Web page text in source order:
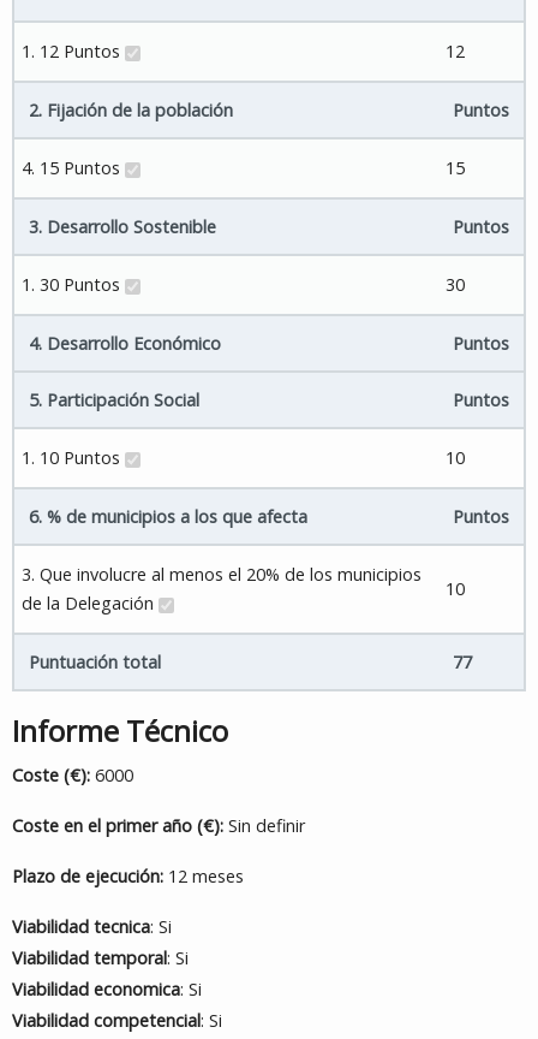
1. 12 Puntos 12
2. Fijación de la población Puntos
4. 15 Puntos 15
3. Desarrollo Sostenible Puntos
1. 30 Puntos 30
4. Desarrollo Económico Puntos
5. Participación Social Puntos
1. 10 Puntos 10
6. % de municipios a los que afecta Puntos
3. Que involucre al menos el 20% de los municipios
de la Delegación
10
Puntuación total 77
Informe Técnico
Coste (€): 6000
Coste en el primer año (€): Sin definir
Plazo de ejecución: 12 meses
Viabilidad tecnica: Si
Viabilidad temporal: Si
Viabilidad economica: Si
Viabilidad competencial: Si